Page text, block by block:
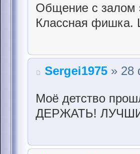
Общение с залом
Классная фишка.
Sergei1975 » 28
Моё детство
ДЕРЖАТЬ!